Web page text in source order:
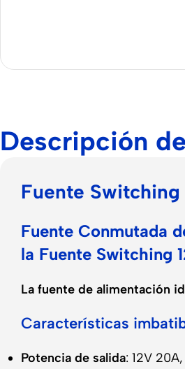
Descripción
Fuente
Fuente Conmutada
la Fuente Switching
La fuente de alimentación
Características
Potencia de salida: 12V